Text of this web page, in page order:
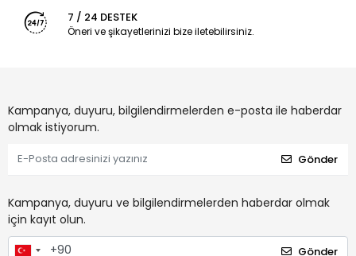
7 / 24 DESTEK
Öneri ve şikayetlerinizi bize iletebilirsiniz.
Kampanya, duyuru, bilgilendirmelerden e-posta ile haberdar
olmak istiyorum.
Gönder
Kampanya, duyuru ve bilgilendirmelerden haberdar olmak
için kayıt olun.
Gönder